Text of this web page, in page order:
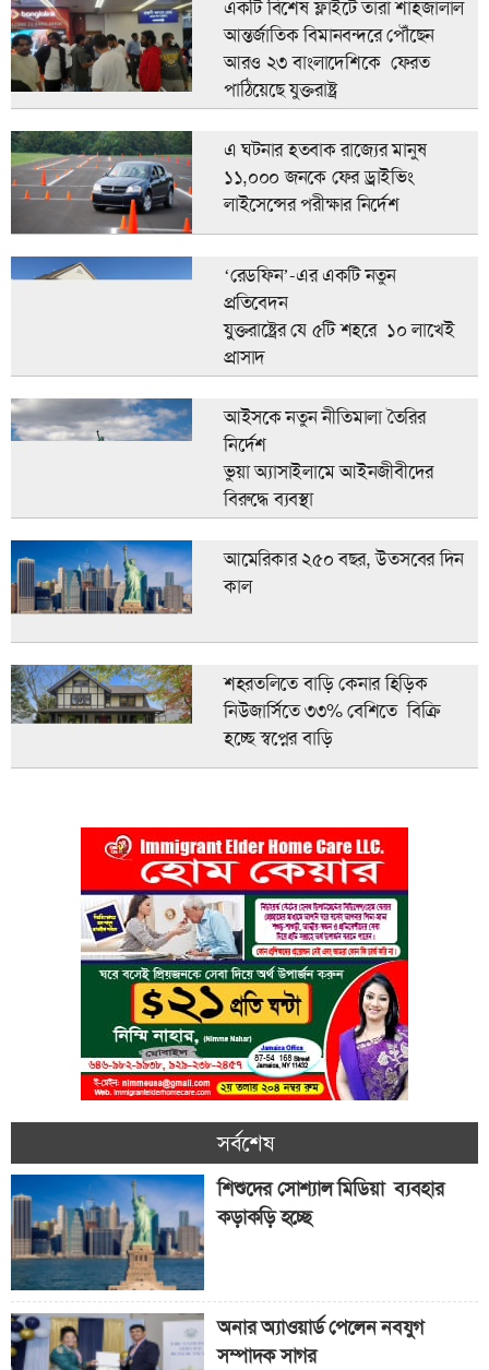
একটি বিশেষ ফ্লাইটে তারা শাহজালাল
আন্তর্জাতিক বিমানবন্দরে পৌঁছেন
আরও ২৩ বাংলাদেশিকে ফেরত
পাঠিয়েছে যুক্তরাষ্ট্র
এ ঘটনার হতবাক রাজ্যের মানুষ
১১,০০০ জনকে ফের ড্রাইভিং
লাইসেন্সের পরীক্ষার নির্দেশ
‘রেডফিন’-এর একটি নতুন
প্রতিবেদন
যুুক্তরাষ্ট্রের যে ৫টি শহরে ১০ লাখেই
প্রাসাদ
আইসকে নতুন নীতিমালা তৈরির
নির্দেশ
ভুয়া অ্যাসাইলামে আইনজীবীদের
বিরুদ্ধে ব্যবস্থা
আমেরিকার ২৫০ বছর, উতসবের দিন
কাল
শহরতলিতে বাড়ি কেনার হিড়িক
নিউজার্সিতে ৩৩% বেশিতে বিক্রি
হচ্ছে স্বপ্নের বাড়ি
সর্বশেষ
শিশুদের সোশ্যাল মিডিয়া ব্যবহার
কড়াকড়ি হচ্ছে
অনার অ্যাওয়ার্ড পেলেন নবযুগ
সম্পাদক সাগর